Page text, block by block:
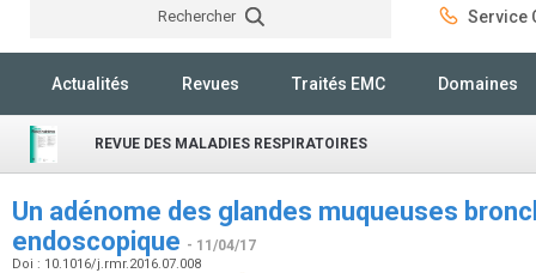
Rechercher Service
Actualités Revues Traités EMC Domaines
REVUE DES MALADIES RESPIRATOIRES
Un adénome des glandes muqueuses
endoscopique - 11/04/17
Doi : 10.1016/j.rmr.2016.07.008